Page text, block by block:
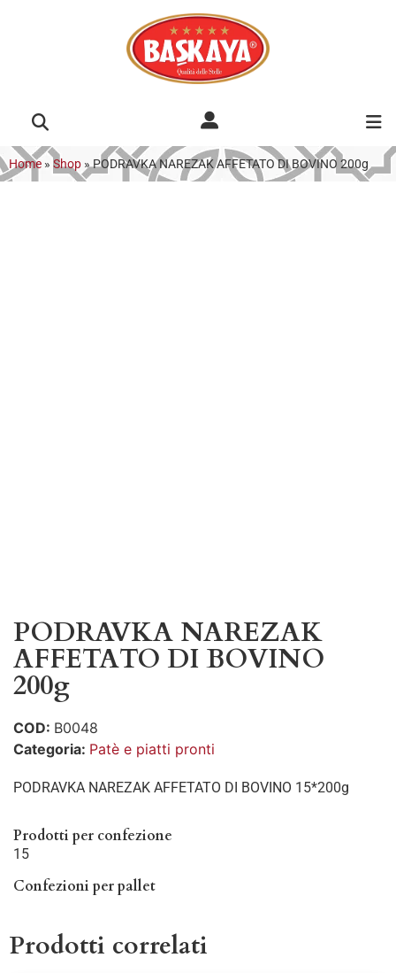
Home » Shop »PODRAVKA NAREZAK AFFETATO DI BOVINO 200g
PODRAVKA NAREZAK
AFFETATO DI BOVINO
200g
COD: B0048
Categoria: Patè e piatti pronti
PODRAVKA NAREZAK AFFETATO DI BOVINO 15*200g
Prodotti per confezione
15
Confezioni per pallet
Prodotti correlati